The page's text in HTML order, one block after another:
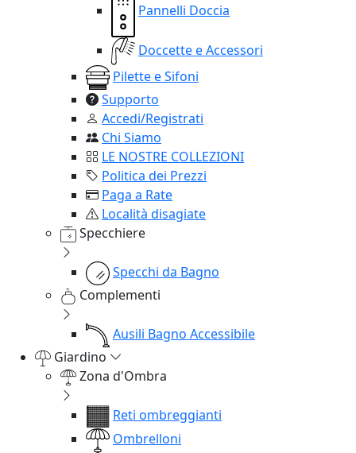
Pannelli Doccia
Doccette e Accessori
Pilette e Sifoni
Supporto
Accedi/Registrati
Chi Siamo
LE NOSTRE COLLEZIONI
Politica dei Prezzi
Paga a Rate
Località disagiate
Specchiere
Specchi da Bagno
Complementi
Ausili Bagno Accessibile
Giardino
Zona d'Ombra
Reti ombreggianti
Ombrelloni